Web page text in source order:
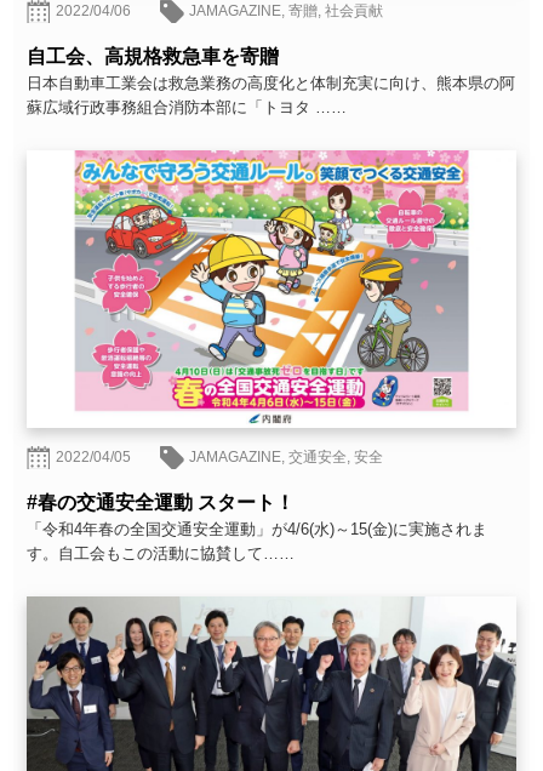
2022/04/06 JAMAGAZINE,寄贈,社会貢献
自工会、高規格救急車を寄贈
日本自動車工業会は救急業務の高度化と体制充実に向け、熊本県の阿
蘇広域行政事務組合消防本部に「トヨタ ……
2022/04/05 JAMAGAZINE,交通安全,安全
#春の交通安全運動 スタート！
「令和4年春の全国交通安全運動」が4/6(水)～15(金)に実施されま
す。自工会もこの活動に協賛して……